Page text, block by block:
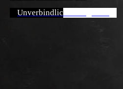
Unverbindliches Angebot!